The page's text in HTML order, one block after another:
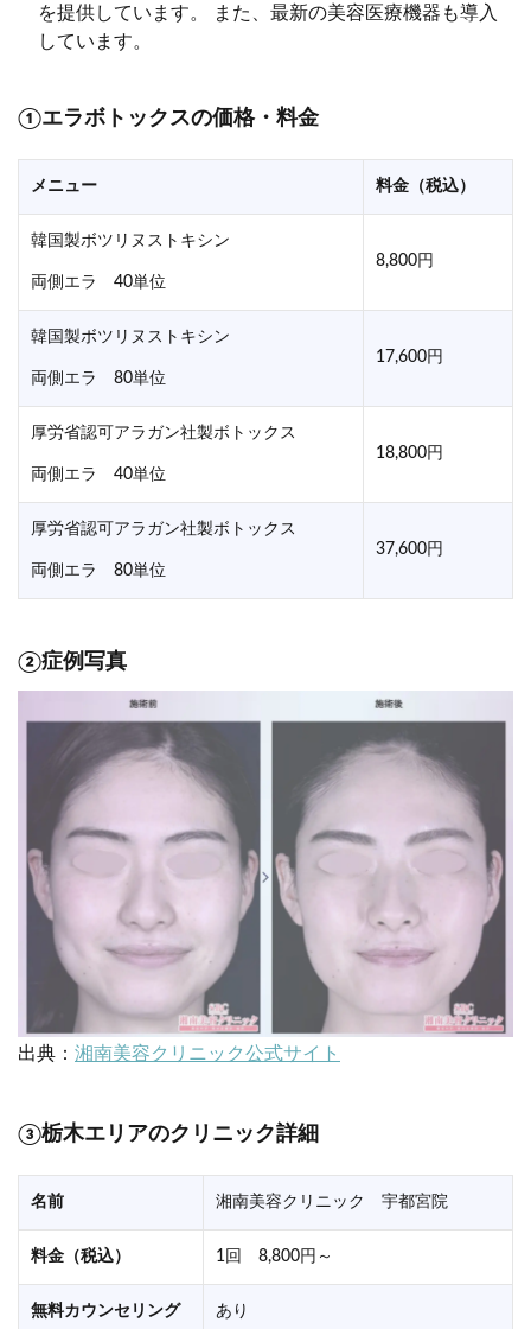
を提供しています。 また、最新の美容医療機器も導入
しています。
①エラボトックスの価格・料金
メニュー 料金（税込）
韓国製ボツリヌストキシン
両側エラ 40単位
8,800円
韓国製ボツリヌストキシン
両側エラ 80単位
17,600円
厚労省認可アラガン社製ボトックス
両側エラ 40単位
18,800円
厚労省認可アラガン社製ボトックス
両側エラ 80単位
37,600円
②症例写真
出典： 湘南美容クリニック公式サイト
③栃木エリアのクリニック詳細
名前 湘南美容クリニック 宇都宮院
料金（税込） 1回 8,800円～
無料カウンセリング あり